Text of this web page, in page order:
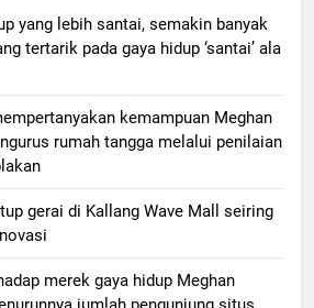
yang lebih santai, semakin banyak
tertarik pada gaya hidup ‘santai’ ala
kemampuan Meghan
rumah tangga melalui penilaian
gerai di Kallang Wave Mall seiring
merek gaya hidup Meghan